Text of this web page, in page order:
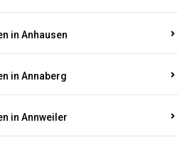
in Anhausen
in Annaberg
in Annweiler